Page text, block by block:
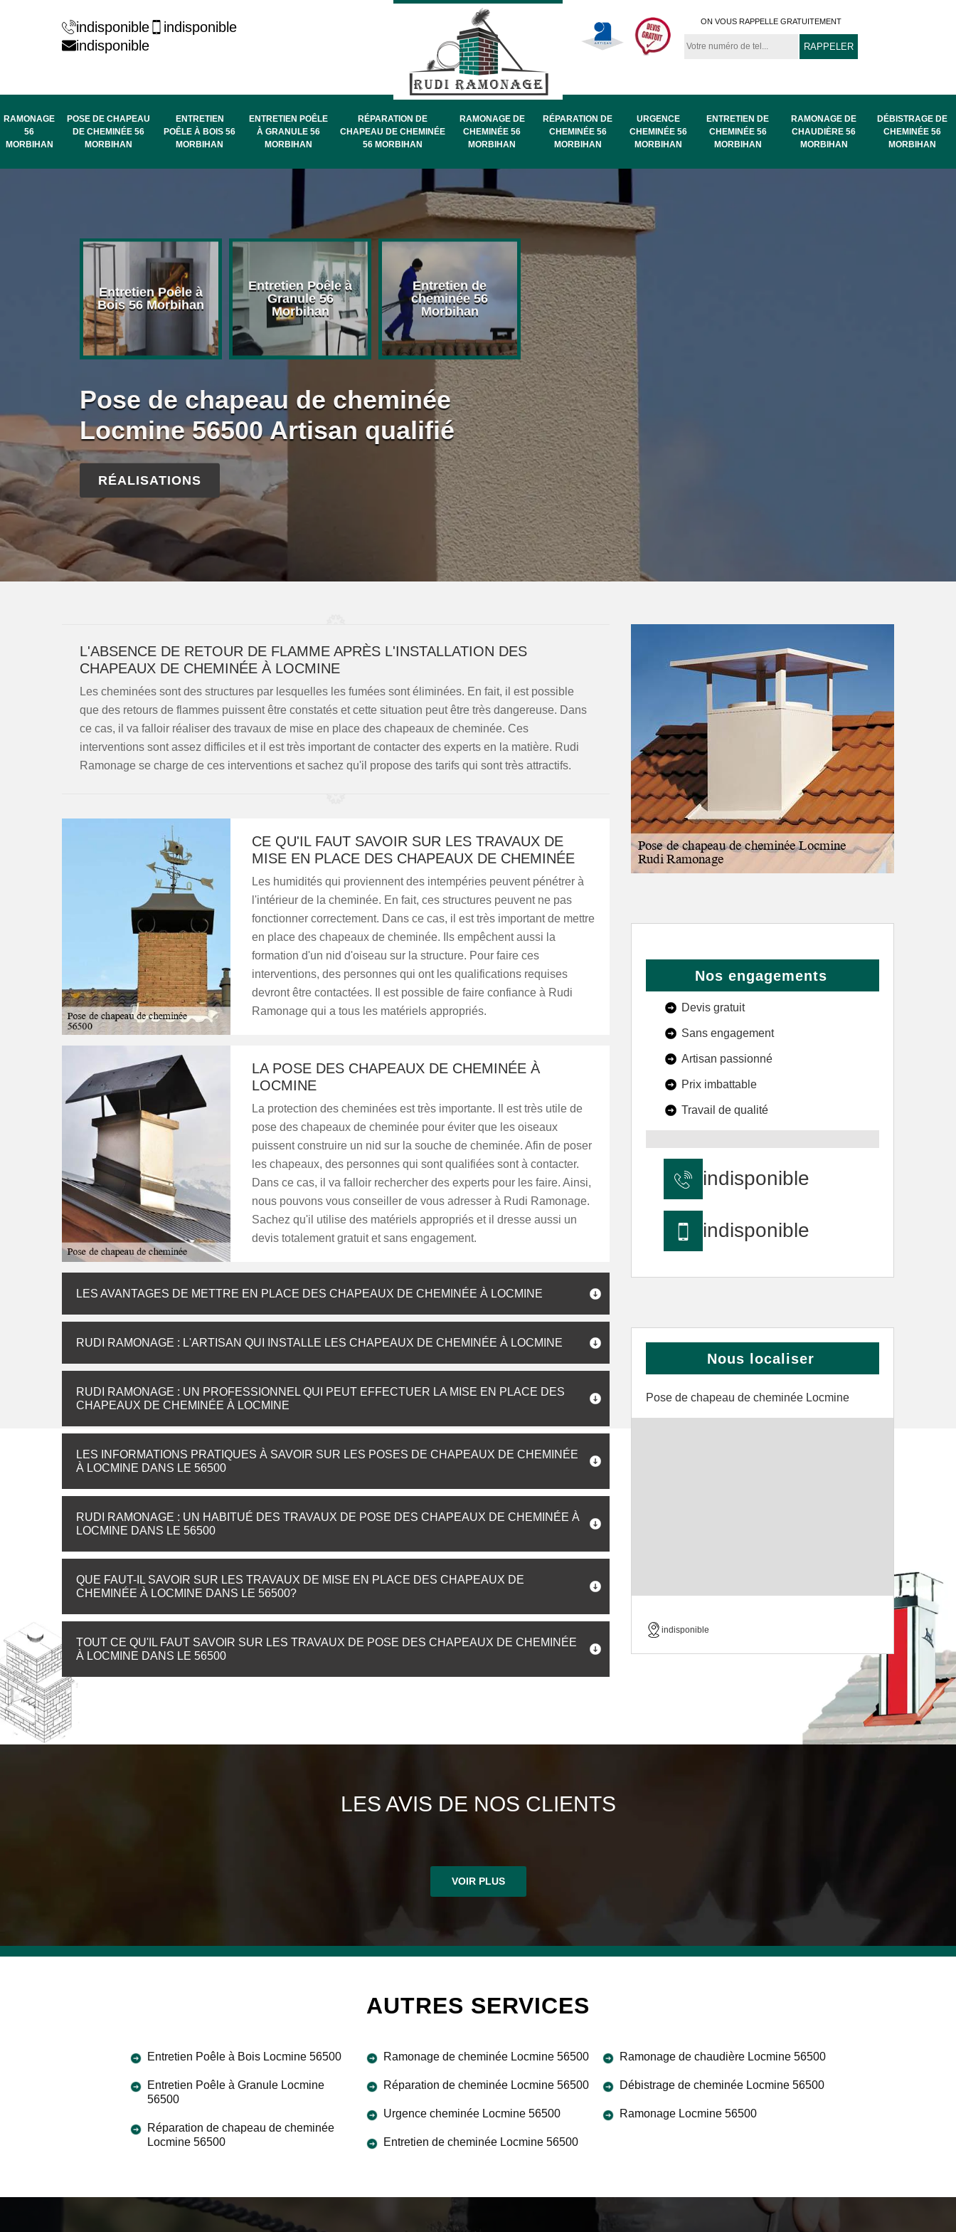
indisponible
indisponible
indisponible
ON VOUS RAPPELLE GRATUITEMENT
RAMONAGE
56
MORBIHAN
POSE DE CHAPEAU
DE CHEMINÉE 56
MORBIHAN
ENTRETIEN
POÊLE À BOIS 56
MORBIHAN
ENTRETIEN POÊLE
À GRANULE 56
MORBIHAN
RÉPARATION DE
CHAPEAU DE CHEMINÉE
56 MORBIHAN
RAMONAGE DE
CHEMINÉE 56
MORBIHAN
RÉPARATION DE
CHEMINÉE 56
MORBIHAN
URGENCE
CHEMINÉE 56
MORBIHAN
ENTRETIEN DE
CHEMINÉE 56
MORBIHAN
RAMONAGE DE
CHAUDIÈRE 56
MORBIHAN
DÉBISTRAGE DE
CHEMINÉE 56
MORBIHAN
Entretien Poêle à
Bois 56 Morbihan
Entretien Poêle à
Granule 56
Morbihan
Entretien de
cheminée 56
Morbihan
Pose de chapeau
de cheminée 56
Morbihan
Pose de chapeau de cheminée
Locmine 56500 Artisan qualifié
RÉALISATIONS
L'ABSENCE DE RETOUR DE FLAMME APRÈS L'INSTALLATION DES
CHAPEAUX DE CHEMINÉE À LOCMINE
Les cheminées sont des structures par lesquelles les fumées sont éliminées. En fait, il est possible
que des retours de flammes puissent être constatés et cette situation peut être très dangereuse. Dans
ce cas, il va falloir réaliser des travaux de mise en place des chapeaux de cheminée. Ces
interventions sont assez difficiles et il est très important de contacter des experts en la matière. Rudi
Ramonage se charge de ces interventions et sachez qu'il propose des tarifs qui sont très attractifs.
CE QU'IL FAUT SAVOIR SUR LES TRAVAUX DE
MISE EN PLACE DES CHAPEAUX DE CHEMINÉE
Les humidités qui proviennent des intempéries peuvent pénétrer à
l'intérieur de la cheminée. En fait, ces structures peuvent ne pas
fonctionner correctement. Dans ce cas, il est très important de mettre
en place des chapeaux de cheminée. Ils empêchent aussi la
formation d'un nid d'oiseau sur la structure. Pour faire ces
interventions, des personnes qui ont les qualifications requises
devront être contactées. Il est possible de faire confiance à Rudi
Ramonage qui a tous les matériels appropriés.
LA POSE DES CHAPEAUX DE CHEMINÉE À
LOCMINE
La protection des cheminées est très importante. Il est très utile de
pose des chapeaux de cheminée pour éviter que les oiseaux
puissent construire un nid sur la souche de cheminée. Afin de poser
les chapeaux, des personnes qui sont qualifiées sont à contacter.
Dans ce cas, il va falloir rechercher des experts pour les faire. Ainsi,
nous pouvons vous conseiller de vous adresser à Rudi Ramonage.
Sachez qu'il utilise des matériels appropriés et il dresse aussi un
devis totalement gratuit et sans engagement.
LES AVANTAGES DE METTRE EN PLACE DES CHAPEAUX DE CHEMINÉE À LOCMINE
RUDI RAMONAGE : L'ARTISAN QUI INSTALLE LES CHAPEAUX DE CHEMINÉE À LOCMINE
RUDI RAMONAGE : UN PROFESSIONNEL QUI PEUT EFFECTUER LA MISE EN PLACE DES
CHAPEAUX DE CHEMINÉE À LOCMINE
LES INFORMATIONS PRATIQUES À SAVOIR SUR LES POSES DE CHAPEAUX DE CHEMINÉE
À LOCMINE DANS LE 56500
RUDI RAMONAGE : UN HABITUÉ DES TRAVAUX DE POSE DES CHAPEAUX DE CHEMINÉE À
LOCMINE DANS LE 56500
QUE FAUT-IL SAVOIR SUR LES TRAVAUX DE MISE EN PLACE DES CHAPEAUX DE
CHEMINÉE À LOCMINE DANS LE 56500?
TOUT CE QU'IL FAUT SAVOIR SUR LES TRAVAUX DE POSE DES CHAPEAUX DE CHEMINÉE
À LOCMINE DANS LE 56500
Nos engagements
Devis gratuit
Sans engagement
Artisan passionné
Prix imbattable
Travail de qualité
indisponible
indisponible
Nous localiser
Pose de chapeau de cheminée Locmine
indisponible
LES AVIS DE NOS CLIENTS
VOIR PLUS
AUTRES SERVICES
Entretien Poêle à Bois Locmine 56500
Entretien Poêle à Granule Locmine
56500
Réparation de chapeau de cheminée
Locmine 56500
Ramonage de cheminée Locmine 56500
Réparation de cheminée Locmine 56500
Urgence cheminée Locmine 56500
Entretien de cheminée Locmine 56500
Ramonage de chaudière Locmine 56500
Débistrage de cheminée Locmine 56500
Ramonage Locmine 56500